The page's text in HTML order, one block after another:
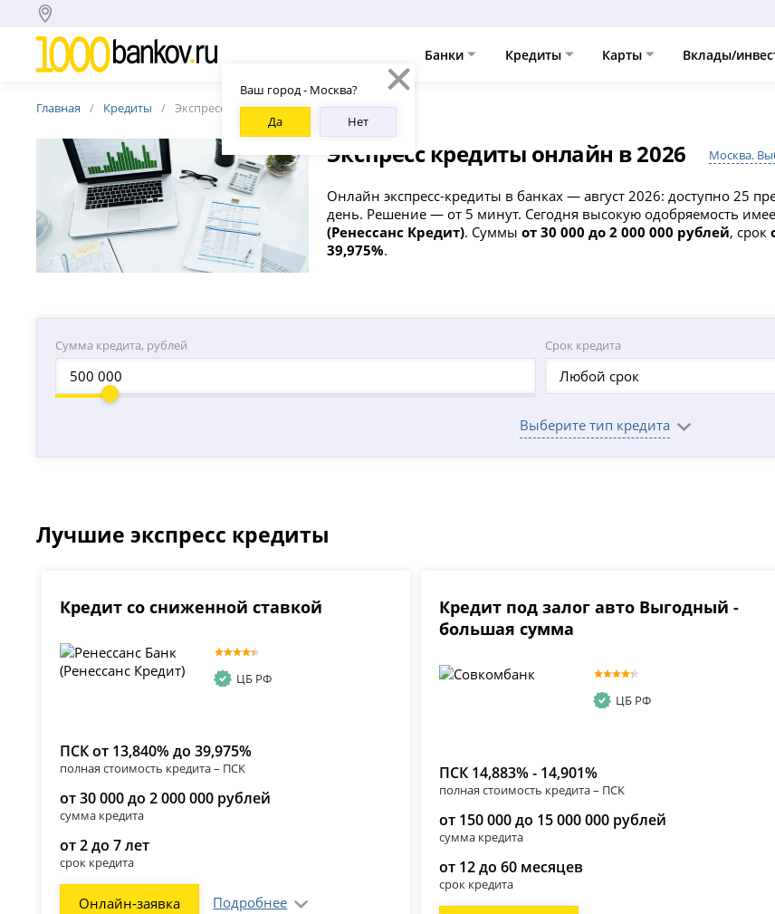
Ваш город - Москва?
Да
Нет
Банки Кредиты Карты Вклады/
Главная Кредиты Экспресс
Экспресс кредиты онлайн в 2026 Москва.
Онлайн экспресс-кредиты в банках — август 2026: доступно 25
день. Решение — от 5 минут. Сегодня высокую одобряемость
(Ренессанс Кредит). Суммы от 30 000 до 2 000 000 рублей, срок
39,975%.
Сумма кредита, рублей Срок кредита
Любой срок
Выберите тип кредита
Лучшие экспресс кредиты
Кредит со сниженной ставкой
ЦБ РФ
ПСК от 13,840% до 39,975%
полная стоимость кредита – ПСК
от 30 000 до 2 000 000 рублей
сумма кредита
от 2 до 7 лет
срок кредита
Онлайн-заявка Подробнее
Кредит под залог авто Выгодный -
большая сумма
ЦБ РФ
ПСК 14,883% - 14,901%
полная стоимость кредита – ПСК
от 150 000 до 15 000 000 рублей
сумма кредита
от 12 до 60 месяцев
срок кредита